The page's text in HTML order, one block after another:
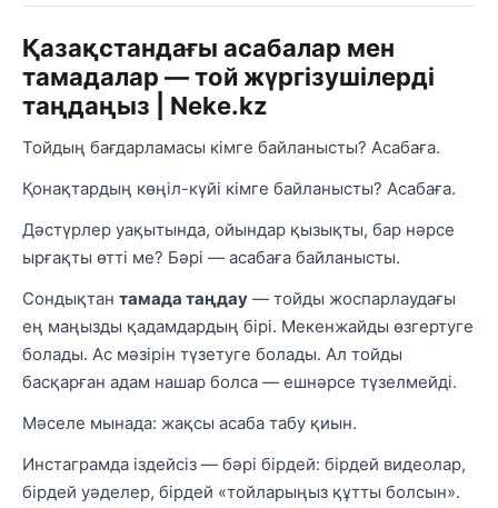
Қазақстандағы асабалар мен
тамадалар — той жүргізушілерді
таңдаңыз | Neke.kz
Тойдың бағдарламасы кімге байланысты? Асабаға.
Қонақтардың көңіл-күйі кімге байланысты? Асабаға.
Дәстүрлер уақытында, ойындар қызықты, бар нәрсе
ырғақты өтті ме? Бәрі — асабаға байланысты.
Сондықтан тамада таңдау — тойды жоспарлаудағы
ең маңызды қадамдардың бірі. Мекенжайды өзгертуге
болады. Ас мәзірін түзетуге болады. Ал тойды
басқарған адам нашар болса — ешнәрсе түзелмейді.
Мәселе мынада: жақсы асаба табу қиын.
Инстаграмда іздейсіз — бәрі бірдей: бірдей видеолар,
бірдей уәделер, бірдей «тойларыңыз құтты болсын».